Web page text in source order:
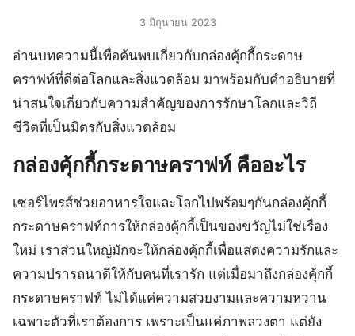
3 มิถุนายน 2023
อ่านบทความนี้เพื่อค้นพบเกี่ยวกับกล่องคุ้กกี้กระดาษ
คราฟท์ที่ดีต่อโลกและสิ่งแวดล้อม มาพร้อมกับคำอธิบายที่
น่าสนใจเกี่ยวกับความสำคัญของการรักษาโลกและวิถี
ชีวิตที่เป็นมิตรกับสิ่งแวดล้อม
กล่องคุ้กกี้กระดาษคราฟท์ คืออะไร
เซอร์ไพรส์ช่วยอาหารใจและโลกไปพร้อมๆกันกล่องคุ้กกี้
กระดาษคราฟท์การให้กล่องคุ้กกี้เป็นของขวัญไม่ใช่เรื่อง
ใหม่ เราส่วนใหญ่มักจะให้กล่องคุ้กกี้เพื่อแสดงความรักและ
ความปรารถนาดีให้กับคนที่เรารัก แต่เมื่อมาถึงกล่องคุ้กกี้
กระดาษคราฟท์ ไม่ได้แค่ความสวยงามและความหวาน
เฉพาะตัวที่เราต้องการ เพราะเป็นแค่ภาพลวงตา แต่ยัง